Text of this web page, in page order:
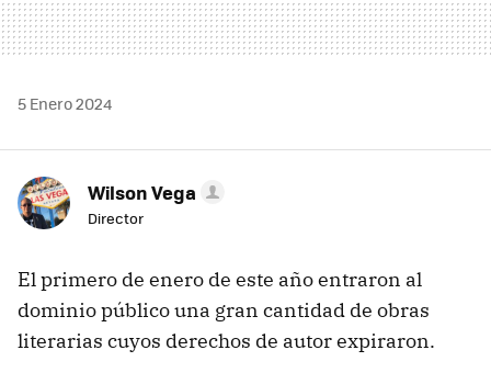
5 Enero 2024
Wilson Vega
Director
El primero de enero de este año entraron al
dominio público una gran cantidad de obras
literarias cuyos derechos de autor expiraron.